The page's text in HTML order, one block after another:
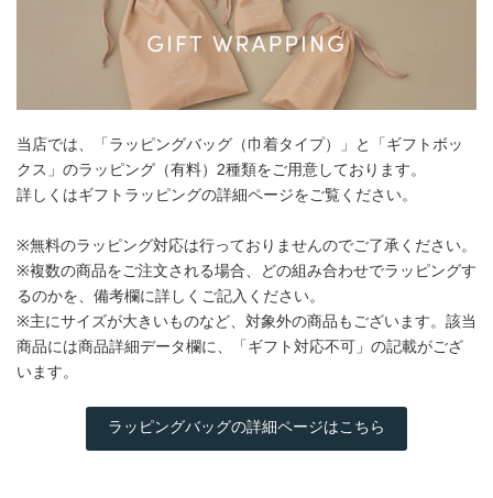
当店では、「ラッピングバッグ（巾着タイプ）」と「ギフトボッ
クス」のラッピング（有料）2種類をご用意しております。
詳しくはギフトラッピングの詳細ページをご覧ください。
※無料のラッピング対応は行っておりませんのでご了承ください。
※複数の商品をご注文される場合、どの組み合わせでラッピングす
るのかを、備考欄に詳しくご記入ください。
※主にサイズが大きいものなど、対象外の商品もございます。該当
商品には商品詳細データ欄に、「ギフト対応不可」の記載がござ
います。
ラッピングバッグの詳細ページはこちら